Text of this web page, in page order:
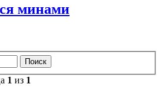
минами
1 из 1